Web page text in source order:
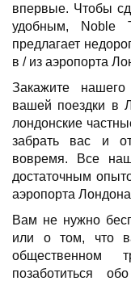
впервые. Чтобы
удобным, Noble
предлагает
в / из аэропорта
Закажите
вашей поездки в
лондонские
забрать вас и
вовремя. Все
достаточным
аэропорта
Вам не нужно
или о том, что
общественном
позаботиться